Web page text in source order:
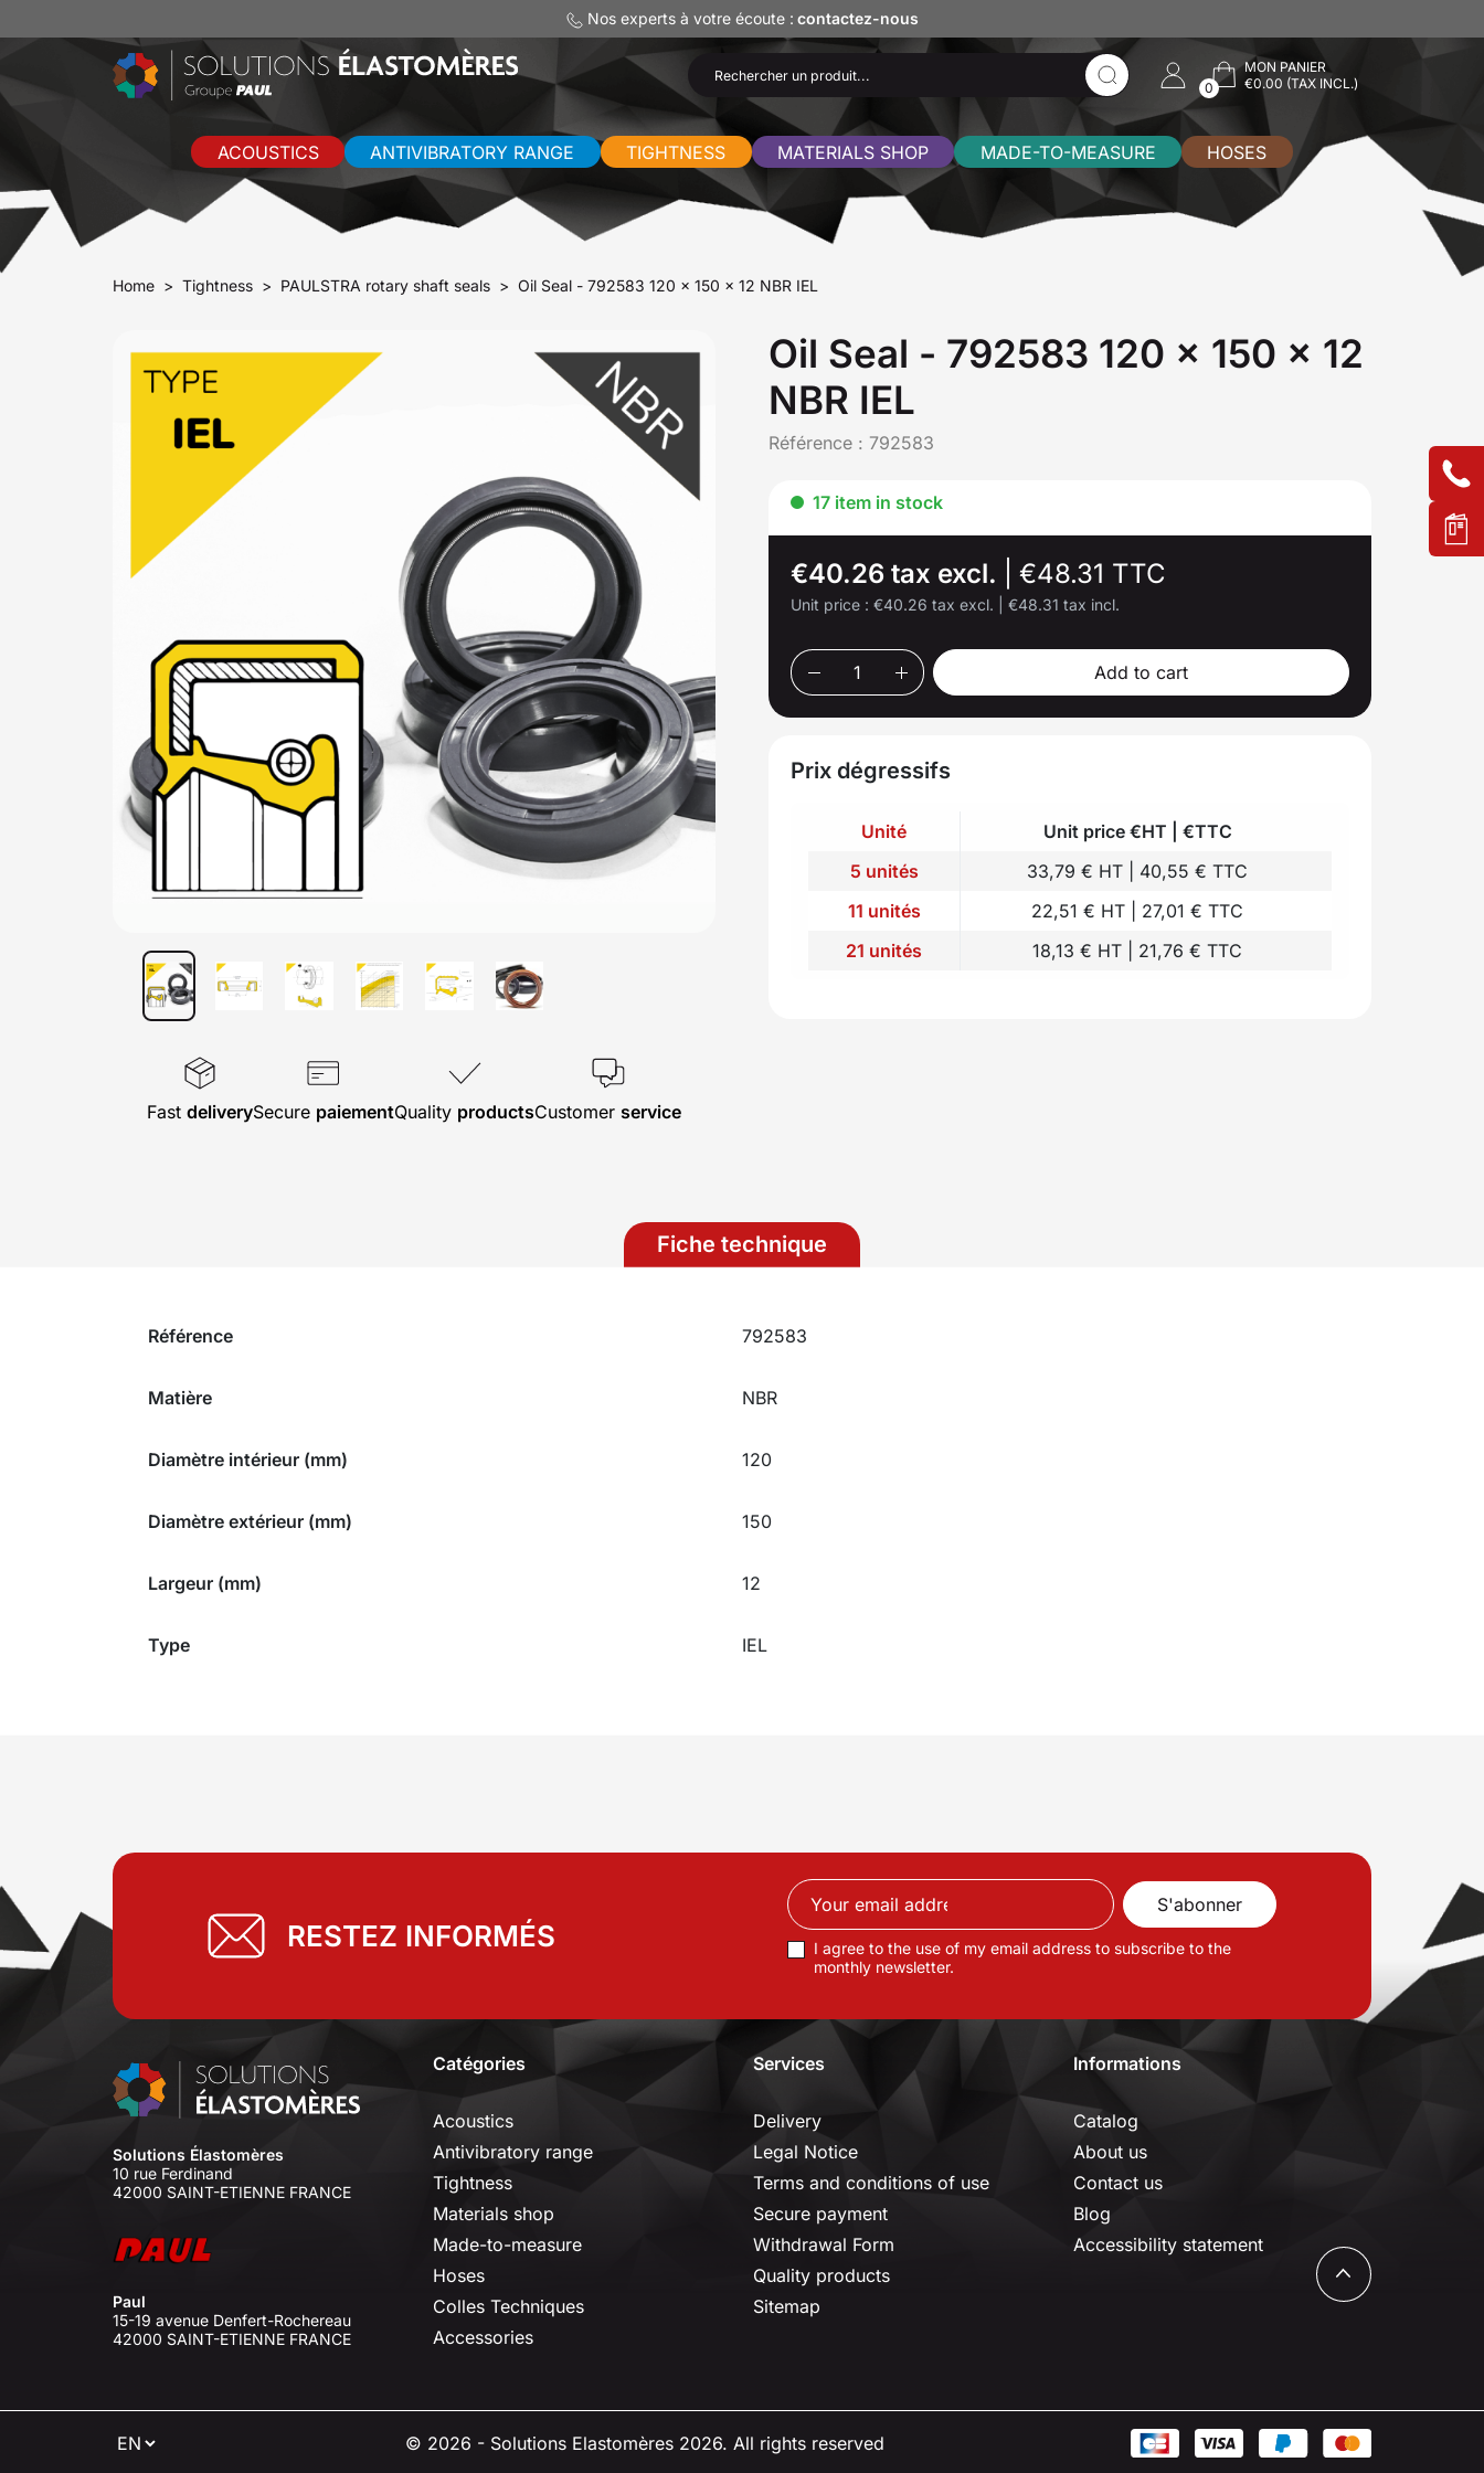
Nos experts à votre écoute : contactez-nous
0
MON PANIER
€0.00 (TAX INCL.)
ACOUSTICS ANTIVIBRATORY RANGE TIGHTNESS MATERIALS SHOP MADE-TO-MEASURE HOSES
Home Tightness PAULSTRA rotary shaft seals Oil Seal - 792583 120 x 150 x 12 NBR IEL
Fast deliverySecure paiementQuality productsCustomer service
Oil Seal - 792583 120 x 150 x 12
NBR IEL
Référence : 792583
17 item in stock
€40.26 tax excl. €48.31 TTC
Unit price : €40.26 tax excl. €48.31 tax incl.
Add to cart
Prix dégressifs
Unité
Unit price €HT | €TTC
5 unités
33,79 € HT | 40,55 € TTC
11 unités
22,51 € HT | 27,01 € TTC
21 unités
18,13 € HT | 21,76 € TTC
Fiche technique
Référence 792583
Matière NBR
Diamètre intérieur (mm) 120
Diamètre extérieur (mm) 150
Largeur (mm) 12
Type IEL
RESTEZ INFORMÉS
I agree to the use of my email address to subscribe to the
monthly newsletter.
Solutions Élastomères
10 rue Ferdinand
42000 SAINT-ETIENNE FRANCE
Paul
15-19 avenue Denfert-Rochereau
42000 SAINT-ETIENNE FRANCE
Catégories
Acoustics
Antivibratory range
Tightness
Materials shop
Made-to-measure
Hoses
Colles Techniques
Accessories
Services
Delivery
Legal Notice
Terms and conditions of use
Secure payment
Withdrawal Form
Quality products
Sitemap
Informations
Catalog
About us
Contact us
Blog
Accessibility statement
© 2026 - Solutions Elastomères 2026. All rights reserved